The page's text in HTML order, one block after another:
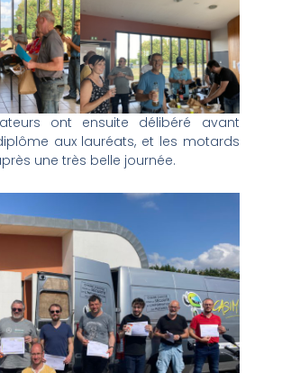
ont ensuite délibéré avant
aux lauréats, et les motards
une très belle journée.